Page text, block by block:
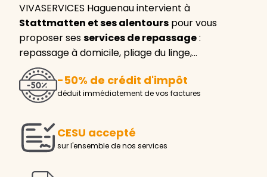
VIVASERVICES Haguenau intervient à
Stattmatten et ses alentours pour vous
proposer sesservices de repassage:
repassage à domicile, pliage du linge,…
-50% de crédit d'impôt
déduit immédiatement de vos factures
CESU accepté
sur l'ensemble de nos services